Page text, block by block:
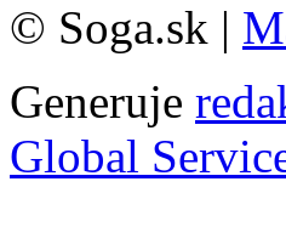
© Soga.sk |
Generuje
Global